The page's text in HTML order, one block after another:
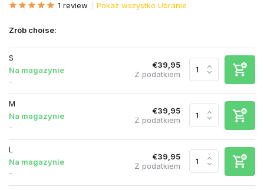
1 review Pokaż wszystko Ubranie
Zrób choise:
S
Na magazynie
-
€39,95
Z podatkiem
M
Na magazynie
-
€39,95
Z podatkiem
L
Na magazynie
-
€39,95
Z podatkiem